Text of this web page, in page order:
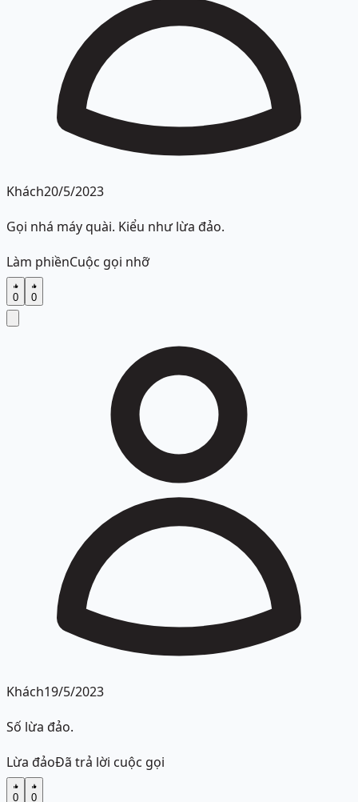
Khách20/5/2023
Gọi nhá máy quài. Kiểu như lừa đảo.
Làm phiềnCuộc gọi nhỡ
0 0
Khách19/5/2023
Số lừa đảo.
Lừa đảoĐã trả lời cuộc gọi
0 0